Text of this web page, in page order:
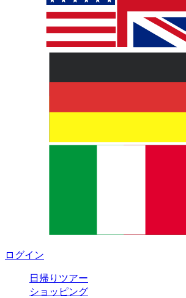
ログイン
日帰りツアー
ショッピング